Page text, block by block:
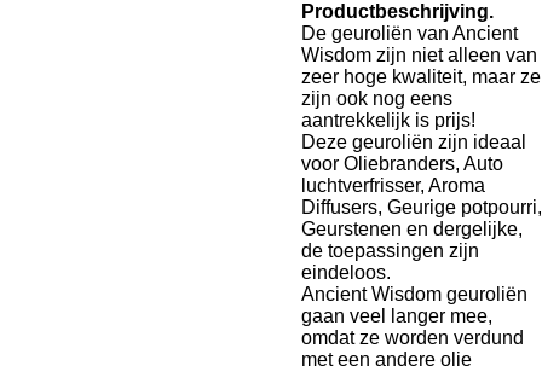
Productbeschrijving.
De geuroliën van Ancient
Wisdom zijn niet alleen van
zeer hoge kwaliteit, maar ze
zijn ook nog eens
aantrekkelijk is prijs!
Deze geuroliën zijn ideaal
voor Oliebranders, Auto
luchtverfrisser, Aroma
Diffusers, Geurige potpourri,
Geurstenen en dergelijke,
de toepassingen zijn
eindeloos.
Ancient Wisdom geuroliën
gaan veel langer mee,
omdat ze worden verdund
met een andere olie